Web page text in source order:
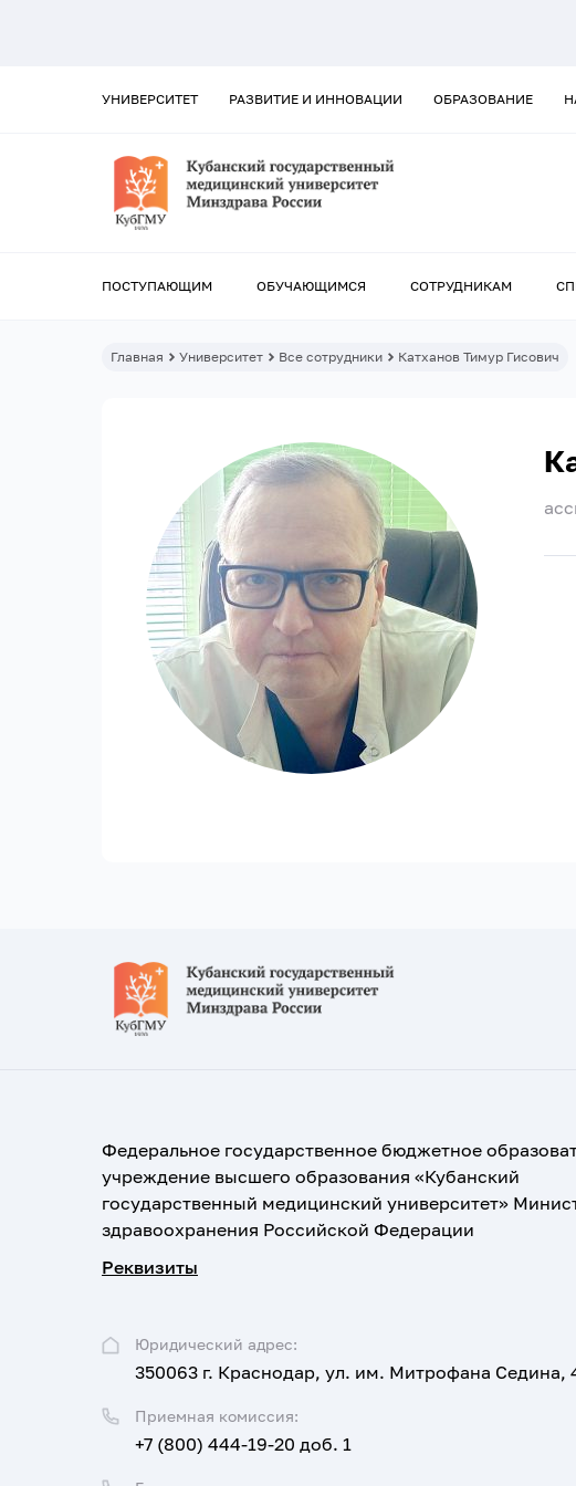
УНИВЕРСИТЕТ РАЗВИТИЕ И ИННОВАЦИИ ОБРАЗОВАНИЕ
ПОСТУПАЮЩИМ ОБУЧАЮЩИМСЯ СОТРУДНИКАМ
Главная Университет Все сотрудники Катханов Тимур Гисович
Федеральное государственное бюджетное
учреждение высшего образования «Кубанский
государственный медицинский университет»
здравоохранения Российской Федерации
Реквизиты
Юридический адрес:
350063 г. Краснодар, ул. им. Митрофана Седина,
Приемная комиссия:
+7 (800) 444-19-20 доб. 1